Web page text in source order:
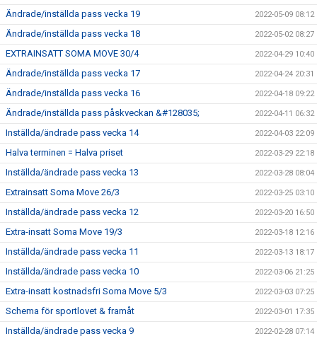
Ändrade/inställda pass vecka 19 2022-05-09 08:12
Ändrade/inställda pass vecka 18 2022-05-02 08:27
EXTRAINSATT SOMA MOVE 30/4 2022-04-29 10:40
Ändrade/inställda pass vecka 17 2022-04-24 20:31
Ändrade/inställda pass vecka 16 2022-04-18 09:22
Ändrade/inställda pass påskveckan &#128035; 2022-04-11 06:32
Inställda/ändrade pass vecka 14 2022-04-03 22:09
Halva terminen = Halva priset 2022-03-29 22:18
Inställda/ändrade pass vecka 13 2022-03-28 08:04
Extrainsatt Soma Move 26/3 2022-03-25 03:10
Inställda/ändrade pass vecka 12 2022-03-20 16:50
Extra-insatt Soma Move 19/3 2022-03-18 12:16
Inställda/ändrade pass vecka 11 2022-03-13 18:17
Inställda/ändrade pass vecka 10 2022-03-06 21:25
Extra-insatt kostnadsfri Soma Move 5/3 2022-03-03 07:25
Schema för sportlovet & framåt 2022-03-01 17:35
Inställda/ändrade pass vecka 9 2022-02-28 07:14